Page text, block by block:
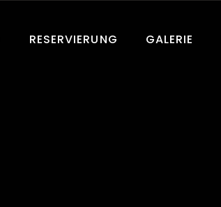
RESERVIERUNG GALERIE